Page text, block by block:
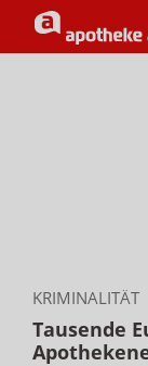
KRIMINALITÄT
Tausende